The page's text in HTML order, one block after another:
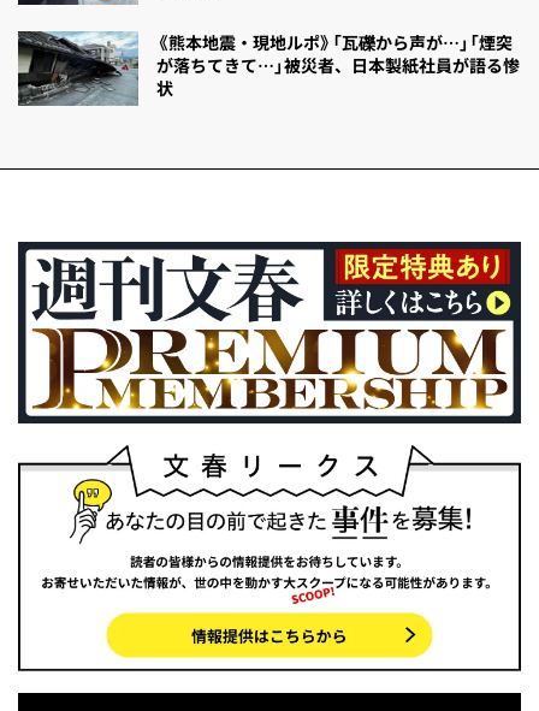
《熊本地震・現地ルポ》「瓦礫から声が…」「煙突
が落ちてきて…」被災者、日本製紙社員が語る惨
状